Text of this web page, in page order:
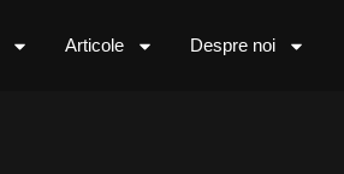
Articole Despre noi